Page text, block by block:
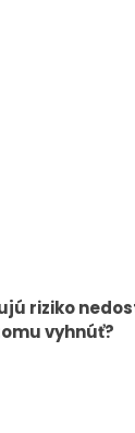
riziko
vyhnúť?